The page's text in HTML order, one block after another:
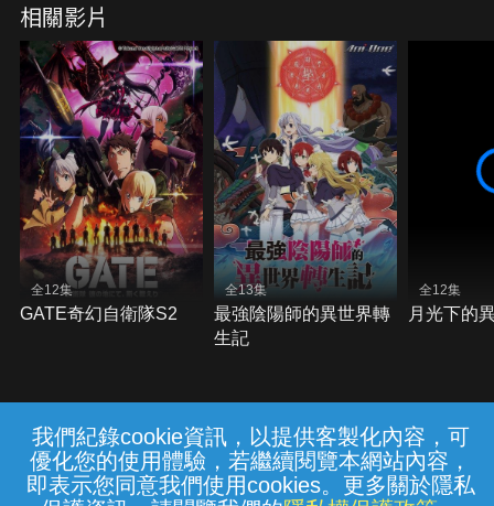
我們紀錄cookie資訊，以提供客製化內容，可
優化您的使用體驗，若繼續閱覽本網站內容，
即表示您同意我們使用cookies。更多關於隱私
相關影片
全12集
GATE奇幻自衛隊S2
全13集
最強陰陽師的異世界轉
生記
全12集
月光下的
常見問題 線上客服 服務條款 隱私權保護
{{notifyMsg}}